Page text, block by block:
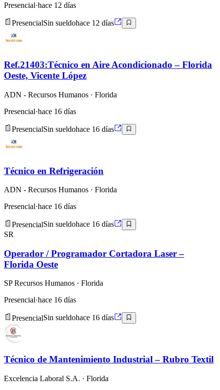
Presencial·hace 12 días
PresencialSin sueldohace 12 días
Ref.21403:Técnico en Aire Acondicionado – Florida
Oeste, Vicente López
ADN - Recursos Humanos · Florida
Presencial·hace 16 días
PresencialSin sueldohace 16 días
Técnico en Refrigeración
ADN - Recursos Humanos · Florida
Presencial·hace 16 días
PresencialSin sueldohace 16 días
SR
Operador / Programador Cortadora Laser –
Florida Oeste
SP Recursos Humanos · Florida
Presencial·hace 16 días
PresencialSin sueldohace 16 días
Técnico de Mantenimiento Industrial – Rubro Textil
Excelencia Laboral S.A. · Florida